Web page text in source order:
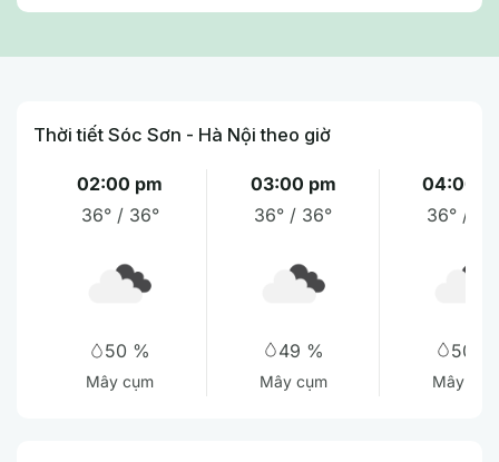
Thời tiết Sóc Sơn - Hà Nội theo giờ
02:00 pm
36° / 36°
50 %
Mây cụm
03:00 pm
36° / 36°
49 %
Mây cụm
04:00
36° /
50 %
Mây cụm